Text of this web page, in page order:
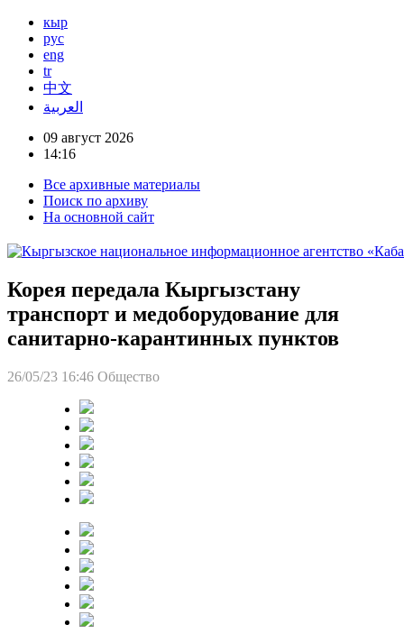
кыр
рус
eng
tr
中文
العربية
09 август 2026
14:16
Все архивные материалы
Поиск по архиву
На основной сайт
Корея передала Кыргызстану
транспорт и медоборудование для
санитарно-карантинных пунктов
26/05/23 16:46 Общество